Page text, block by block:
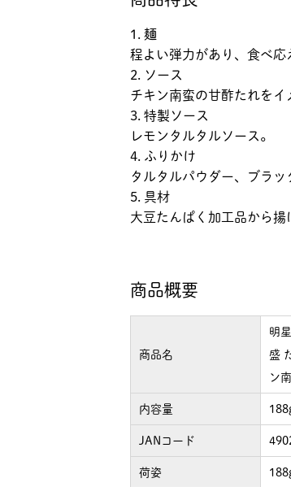
1. 麺
程よい弾力があり、食べ応
2. ソース
チキン南蛮の甘酢たれをイ
3. 特製ソース
レモンタルタルソース。
4. ふりかけ
タルタルパウダー、ブラッ
5. 具材
大豆たんぱく加工品から揚
商品概要
商品名
明
盛
ン
内容量
JANコード
荷姿